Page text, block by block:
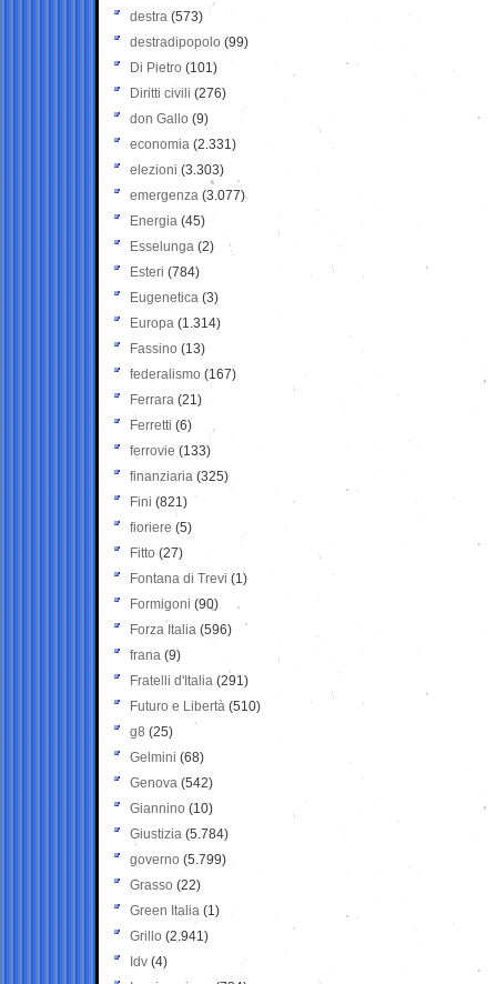
destra (573)
destradipopolo (99)
Di Pietro (101)
Diritti civili (276)
don Gallo (9)
economia (2.331)
elezioni (3.303)
emergenza (3.077)
Energia (45)
Esselunga (2)
Esteri (784)
Eugenetica (3)
Europa (1.314)
Fassino (13)
federalismo (167)
Ferrara (21)
Ferretti (6)
ferrovie (133)
finanziaria (325)
Fini (821)
fioriere (5)
Fitto (27)
Fontana di Trevi (1)
Formigoni (90)
Forza Italia (596)
frana (9)
Fratelli d'Italia (291)
Futuro e Libertà (510)
g8 (25)
Gelmini (68)
Genova (542)
Giannino (10)
Giustizia (5.784)
governo (5.799)
Grasso (22)
Green Italia (1)
Grillo (2.941)
Idv (4)